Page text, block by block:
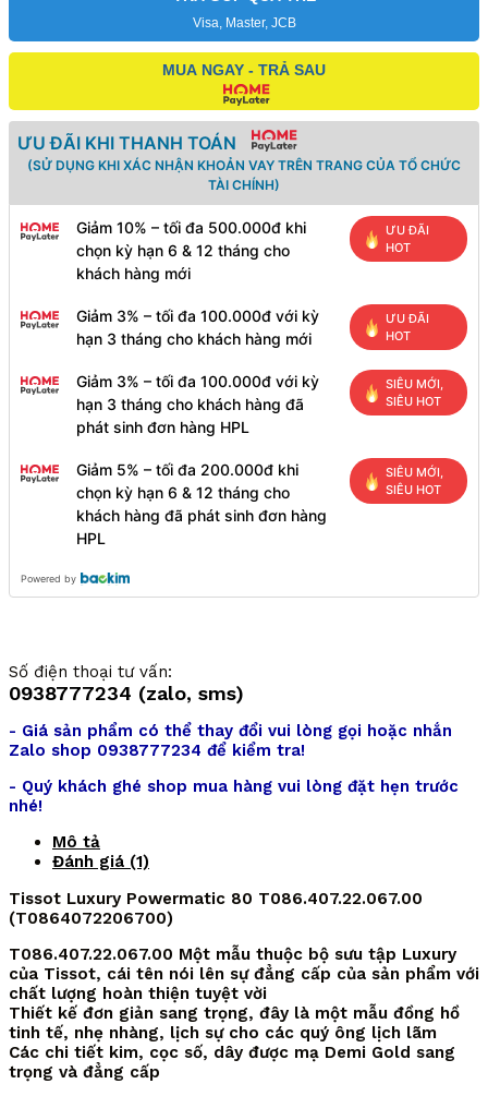
Visa, Master, JCB
MUA NGAY - TRẢ SAU
ƯU ĐÃI KHI THANH TOÁN
(SỬ DỤNG KHI XÁC NHẬN KHOẢN VAY TRÊN TRANG CỦA TỔ CHỨC
TÀI CHÍNH)
Giảm 10% – tối đa 500.000đ khi
chọn kỳ hạn 6 & 12 tháng cho
khách hàng mới
ƯU ĐÃI
HOT
Giảm 3% – tối đa 100.000đ với kỳ
hạn 3 tháng cho khách hàng mới
ƯU ĐÃI
HOT
Giảm 3% – tối đa 100.000đ với kỳ
hạn 3 tháng cho khách hàng đã
phát sinh đơn hàng HPL
SIÊU MỚI,
SIÊU HOT
Giảm 5% – tối đa 200.000đ khi
chọn kỳ hạn 6 & 12 tháng cho
khách hàng đã phát sinh đơn hàng
HPL
SIÊU MỚI,
SIÊU HOT
Powered by
Số điện thoại tư vấn:
0938777234 (zalo, sms)
- Giá sản phẩm có thể thay đổi vui lòng gọi hoặc nhắn
Zalo shop 0938777234 để kiểm tra!
- Quý khách ghé shop mua hàng vui lòng đặt hẹn trước
nhé!
Mô tả
Đánh giá (1)
Tissot Luxury Powermatic 80 T086.407.22.067.00
(T0864072206700)
T086.407.22.067.00 Một mẫu thuộc bộ sưu tập Luxury
của Tissot, cái tên nói lên sự đẳng cấp của sản phẩm với
chất lượng hoàn thiện tuyệt vời
Thiết kế đơn giản sang trọng, đây là một mẫu đồng hồ
tinh tế, nhẹ nhàng, lịch sự cho các quý ông lịch lãm
Các chi tiết kim, cọc số, dây được mạ Demi Gold sang
trọng và đẳng cấp